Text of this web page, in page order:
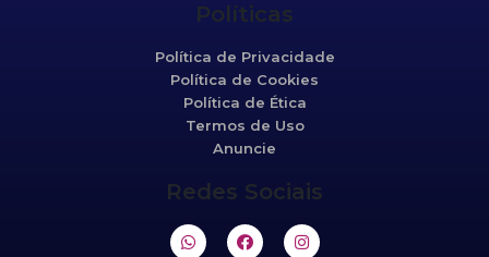
Políticas
Política de Privacidade
Política de Cookies
Política de Ética
Termos de Uso
Anuncie
Redes Sociais